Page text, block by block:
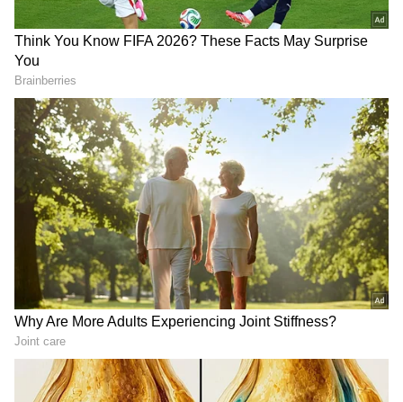
Image Credit :Gemini AI
మంచి బట్టలు మళ్లీ మార్కెట్‌లోకి
నాణ్యమైన పాత బట్టలు సెకండ్ హ్యాండ్ మార్కెట్లలో చాలా
తక్కువ ధరలకు విక్రయిస్తారు. తక్కువ ఆదాయం కలిగిన
కుటుంబాలు, విద్యార్థులు, కార్మికులు, అవసరమైన వారు ఈ
మార్కెట్ల నుంచి తక్కువ ఖర్చుతో బట్టలు కొనుగోలు చేస్తారు.
కొన్ని ప్రాంతాల్లో విదేశాల నుంచి దిగుమతి చేసిన సెకండ్
హ్యాండ్ దుస్తులు కూడా ఇలాంటి మార్కెట్లలో విక్రయిస్తారు.
దీంతో ఒకే దుస్తుల‌ను పలుమార్లు ఉపయోగించే అవకాశం
ఏర్పడుతుంది.